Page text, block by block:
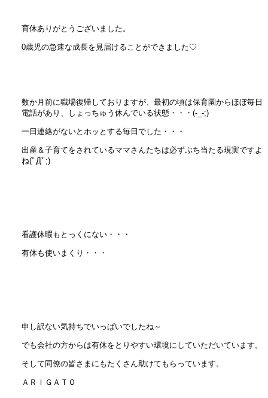
育休ありがとうございました。
0歳児の急速な成長を見届けることができました♡
数か月前に職場復帰しておりますが、最初の頃は保育園からほぼ毎日
電話があり、しょっちゅう休んでいる状態・・・(-_-;)
一日連絡がないとホッとする毎日でした・・・
出産＆子育てをされているママさんたちは必ずぶち当たる現実ですよ
ね(ﾟДﾟ;)
看護休暇もとっくにない・・・
有休も使いまくり・・・
申し訳ない気持ちでいっぱいでしたね～
でも会社の方からは有休をとりやすい環境にしていただいています。
そして同僚の皆さまにもたくさん助けてもらっています。
ＡＲＩＧＡＴＯ